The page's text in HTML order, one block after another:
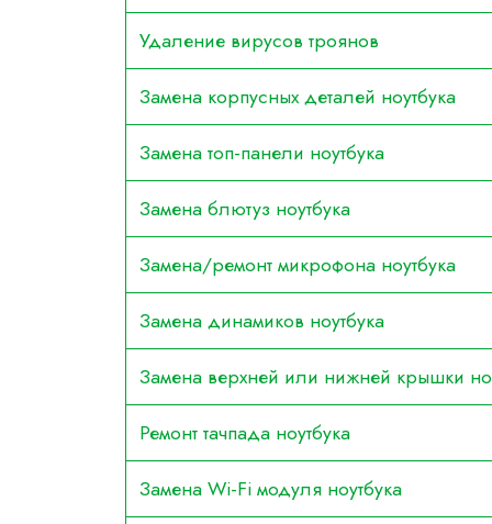
Удаление вирусов троянов
Замена корпусных деталей ноутбука
Замена топ-панели ноутбука
Замена блютуз ноутбука
Замена/ремонт микрофона ноутбука
Замена динамиков ноутбука
Замена верхней или нижней крышки
Ремонт тачпада ноутбука
Замена Wi-Fi модуля ноутбука